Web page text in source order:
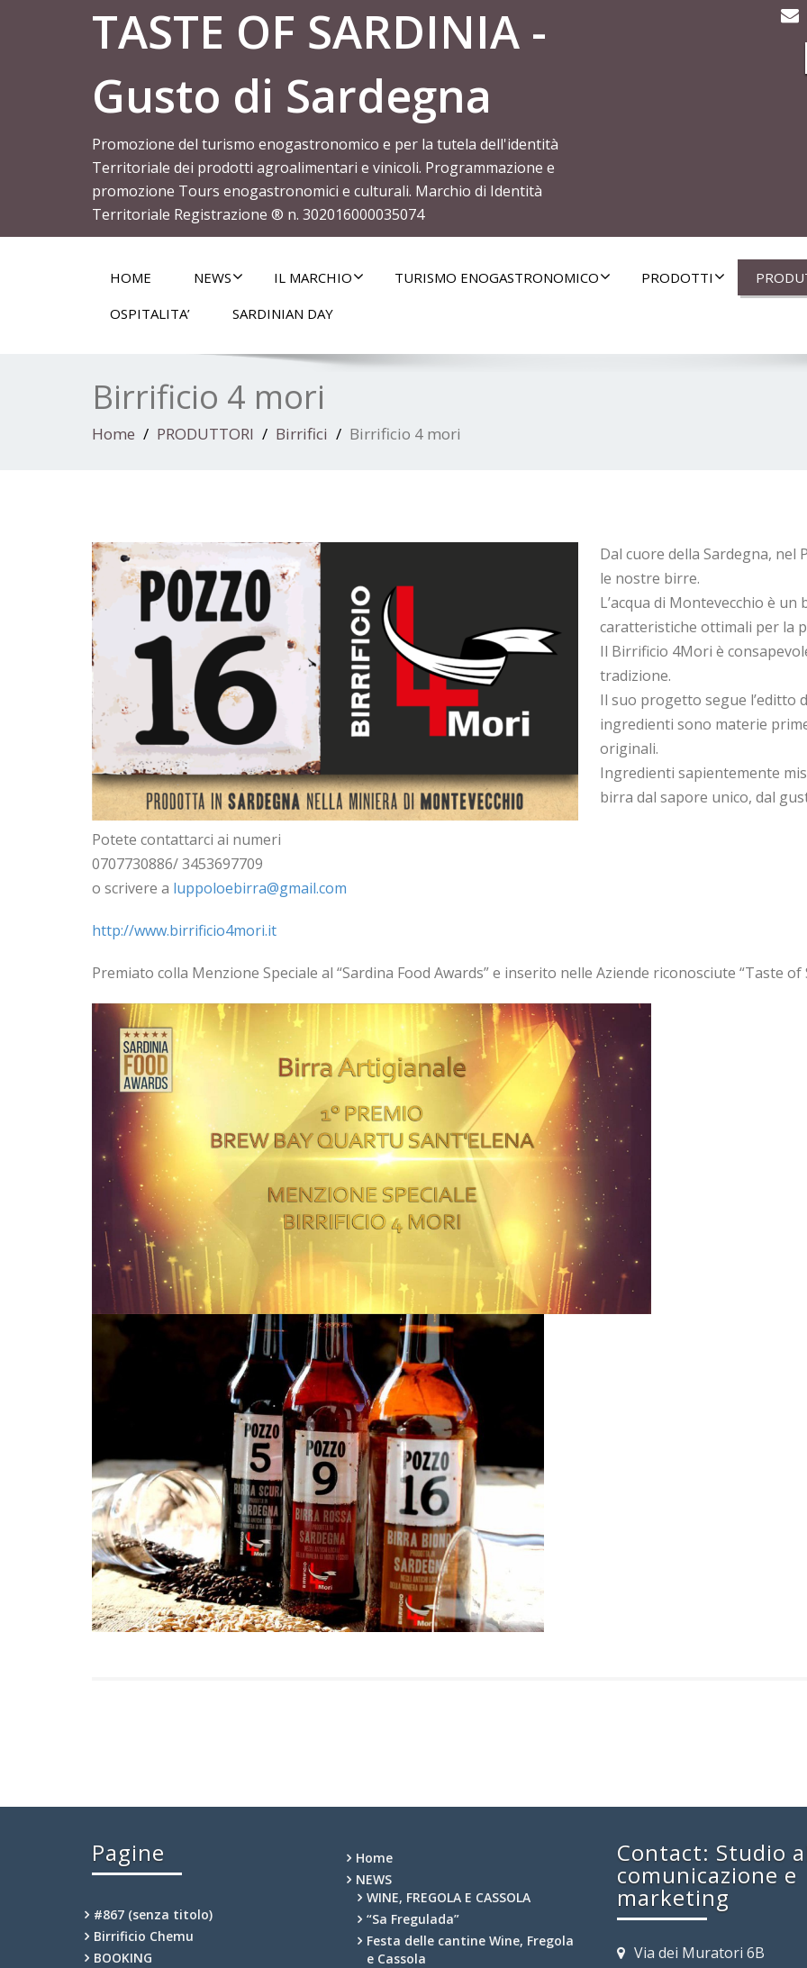
TASTE OF SARDINIA -
Gusto di Sardegna
Promozione del turismo enogastronomico e per la tutela dell'identità
Territoriale dei prodotti agroalimentari e vinicoli. Programmazione e
promozione Tours enogastronomici e culturali. Marchio di Identità
Territoriale Registrazione ® n. 302016000035074
HOME NEWS IL MARCHIO TURISMO ENOGASTRONOMICO PRODOTTI
OSPITALITA’
SARDINIAN DAY
Birrificio 4 mori
Home PRODUTTORI Birrifici Birrificio 4 mori
Dal cuore della Sardegna, nel
le nostre birre.
L’acqua di Montevecchio è
caratteristiche ottimali per la
Il Birrificio 4Mori è
tradizione.
Il suo progetto segue l’editto
ingredienti sono materie
originali.
Ingredienti sapientemente
birra dal sapore unico, dal
Potete contattarci ai numeri
0707730886/ 3453697709
o scrivere a luppoloebirra@gmail.com
http://www.birrificio4mori.it
Premiato colla Menzione Speciale al “Sardina Food Awards” e inserito nelle Aziende riconosciute “Taste of
Pagine
#867 (senza titolo)
Birrificio Chemu
BOOKING
Home
NEWS
WINE, FREGOLA E CASSOLA
“Sa Fregulada”
Festa delle cantine Wine, Fregola
e Cassola
Contact: Studio
comunicazione e
marketing
Via dei Muratori 6B